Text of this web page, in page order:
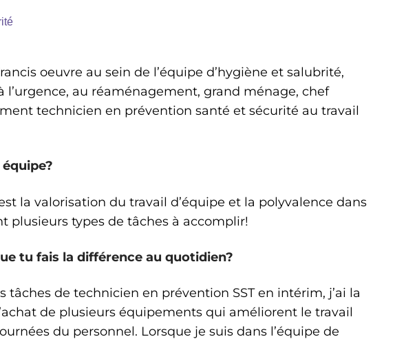
oeuvre au sein de l’équipe d’hygiène et salubrité,
l’urgence, au réaménagement, grand ménage, chef
technicien en prévention santé et sécurité au travail
la valorisation du travail d’équipe et la polyvalence dans
plusieurs types de tâches à accomplir!
tu fais la différence au quotidien?
tâches de technicien en prévention SST en intérim, j’ai la
de plusieurs équipements qui améliorent le travail
du personnel. Lorsque je suis dans l’équipe de